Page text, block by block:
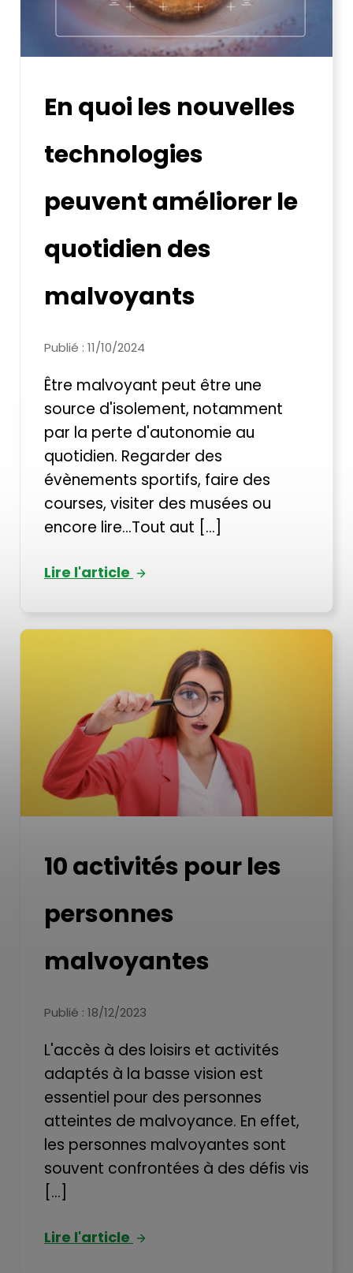
En quoi les nouvelles
technologies
peuvent améliorer le
quotidien des
malvoyants
Publié : 11/10/2024
Être malvoyant peut être une
source d'isolement, notamment
par la perte d'autonomie au
quotidien. Regarder des
évènements sportifs, faire des
courses, visiter des musées ou
encore lire...Tout aut [...]
Lire l'article
10 activités pour les
personnes
malvoyantes
Publié : 18/12/2023
L'accès à des loisirs et activités
adaptés à la basse vision est
essentiel pour des personnes
atteintes de malvoyance. En effet,
les personnes malvoyantes sont
souvent confrontées à des défis vis
[...]
Lire l'article